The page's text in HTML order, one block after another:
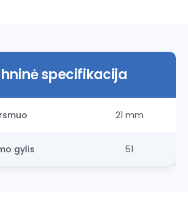
specifikacija
21 mm
gylis 51